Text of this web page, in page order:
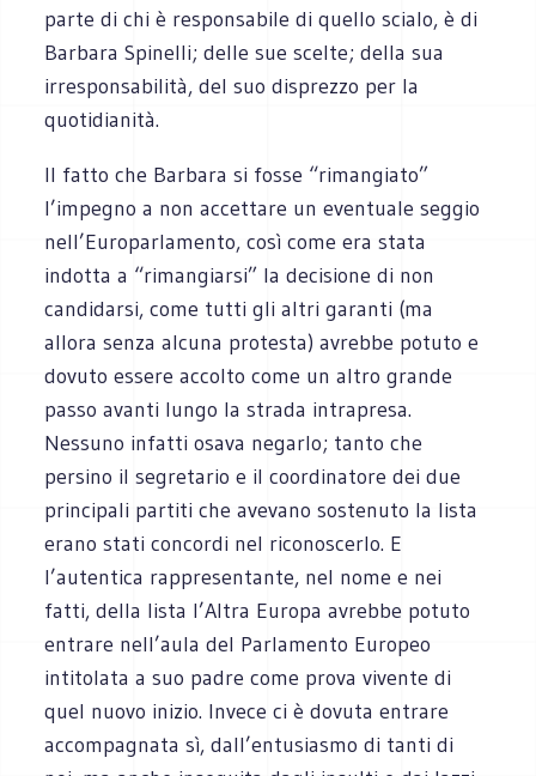
parte di chi è responsabile di quello scialo, è di
Barbara Spinelli; delle sue scelte; della sua
irresponsabilità, del suo disprezzo per la
quotidianità.
Il fatto che Barbara si fosse “rimangiato”
l’impegno a non accettare un eventuale seggio
nell’Europarlamento, così come era stata
indotta a “rimangiarsi” la decisione di non
candidarsi, come tutti gli altri garanti (ma
allora senza alcuna protesta) avrebbe potuto e
dovuto essere accolto come un altro grande
passo avanti lungo la strada intrapresa.
Nessuno infatti osava negarlo; tanto che
persino il segretario e il coordinatore dei due
principali partiti che avevano sostenuto la lista
erano stati concordi nel riconoscerlo. E
l’autentica rappresentante, nel nome e nei
fatti, della lista l’Altra Europa avrebbe potuto
entrare nell’aula del Parlamento Europeo
intitolata a suo padre come prova vivente di
quel nuovo inizio. Invece ci è dovuta entrare
accompagnata sì, dall’entusiasmo di tanti di